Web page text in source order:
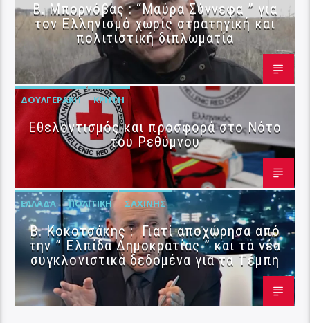
B. Μπορνόβας : “Μαύρα Σύννεφα ” για
τον Ελληνισμό χωρίς στρατηγική και
πολιτιστική διπλωματία
ΔΟΥΛΓΕΡΆΚΗ ΚΡΉΤΗ
Εθελοντισμός και προσφορά στο Νότο
του Ρεθύμνου
ΕΛΛΆΔΑ ΠΟΛΙΤΙΚΉ ΣΑΧΊΝΗΣ
Β. Κοκοτσάκης : Γιατί αποχώρησα από
την ” Ελπίδα Δημοκρατίας ” και τα νέα
συγκλονιστικά δεδομένα για τα Τέμπη